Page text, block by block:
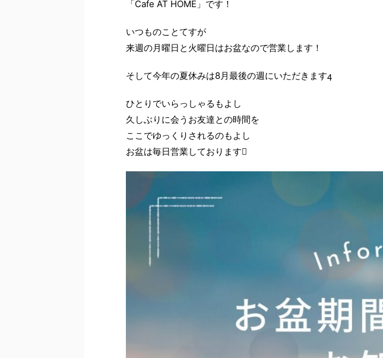
「Cafe AT HOME」です！
いつものことてすが
来週の月曜日と火曜日はお盆なので営業します！
そして今年の夏休みは8月最後の週にいただきます
ひとりでいらっしゃるもよし
久しぶりに会うお友達との時間を
ここでゆっくりされるのもよし
お盆は毎日営業しております